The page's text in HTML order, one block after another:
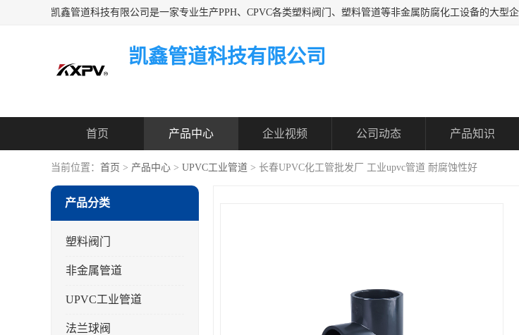
凯鑫管道科技有限公司
首页 产品中心 企业视频 公司动态 产品知识
当前位置： 首页 > 产品中心 > UPVC工业管道 > 长春UPVC化工管批发厂 工业upvc管道 耐腐蚀性好
产品分类
塑料阀门
非金属管道
UPVC工业管道
法兰球阀